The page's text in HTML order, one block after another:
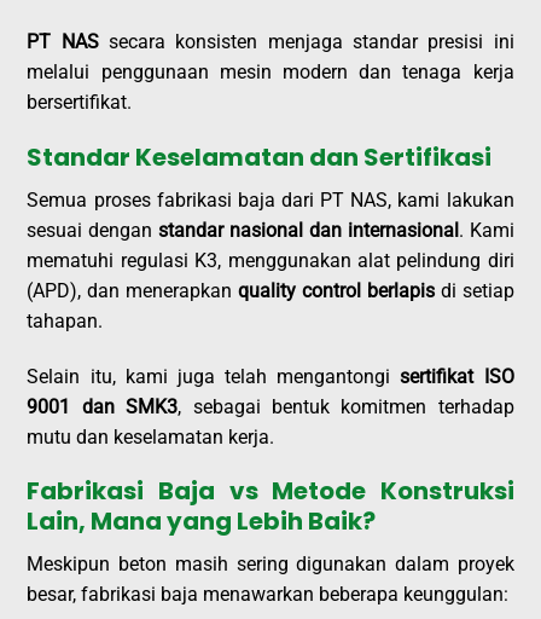
PT NASsecara konsisten menjaga standar presisi ini
melalui penggunaan mesin modern dan tenaga kerja
bersertifikat.
Standar Keselamatan dan Sertifikasi
Semua proses fabrikasi baja dari PT NAS, kami lakukan
sesuai denganstandar nasional dan internasional. Kami
mematuhi regulasi K3, menggunakan alat pelindung diri
(APD), dan menerapkanquality control berlapisdi setiap
tahapan.
Selain itu, kami juga telah mengantongisertifikat ISO
9001 dan SMK3, sebagai bentuk komitmen terhadap
mutu dan keselamatan kerja.
Fabrikasi Baja vs Metode Konstruksi
Lain, Mana yang Lebih Baik?
Meskipun beton masih sering digunakan dalam proyek
besar, fabrikasi baja menawarkan beberapa keunggulan: